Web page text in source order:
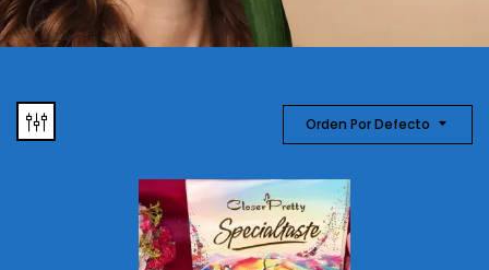
Orden Por Defecto